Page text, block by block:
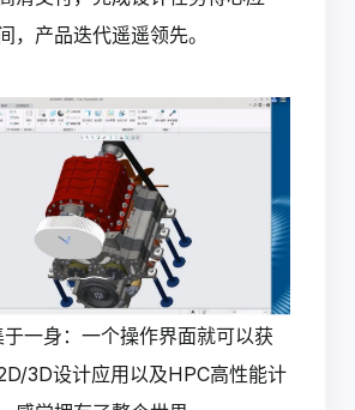
，产品迭代遥遥领先。
一身：一个操作界面就可以获
3D设计应用以及HPC高性能计